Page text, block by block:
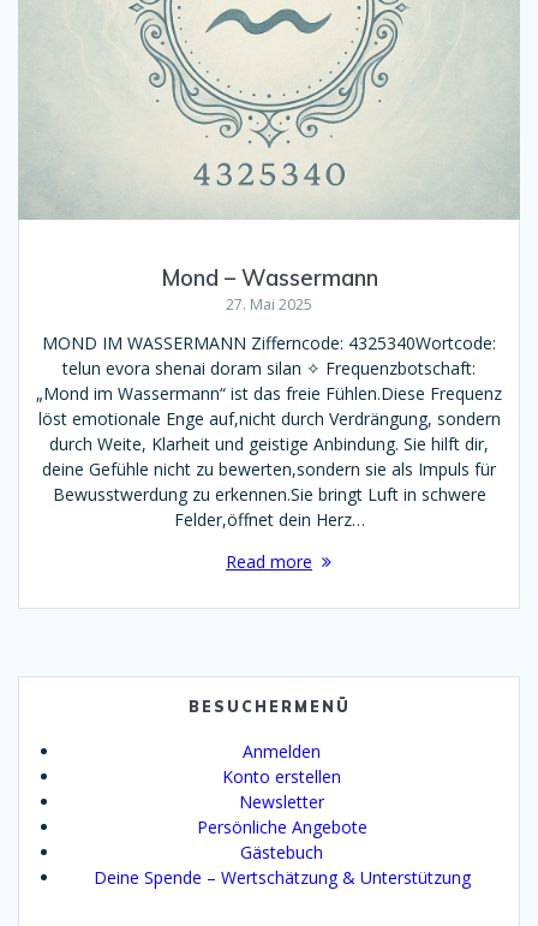
Mond – Wassermann
27. Mai 2025
MOND IM WASSERMANN Zifferncode: 4325340Wortcode:
telun evora shenai doram silan ✧ Frequenzbotschaft:
„Mond im Wassermann“ ist das freie Fühlen.Diese Frequenz
löst emotionale Enge auf,nicht durch Verdrängung, sondern
durch Weite, Klarheit und geistige Anbindung. Sie hilft dir,
deine Gefühle nicht zu bewerten,sondern sie als Impuls für
Bewusstwerdung zu erkennen.Sie bringt Luft in schwere
Felder,öffnet dein Herz…
Read more
BESUCHERMENÜ
Anmelden
Konto erstellen
Newsletter
Persönliche Angebote
Gästebuch
Deine Spende – Wertschätzung & Unterstützung